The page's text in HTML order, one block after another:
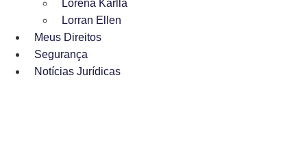
Lorena Karlla
Lorran Ellen
Meus Direitos
Segurança
Notícias Jurídicas